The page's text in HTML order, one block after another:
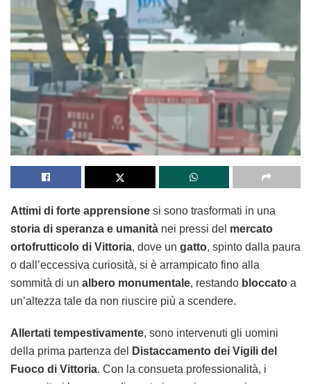
Attimi di forte apprensione si sono trasformati in una
storia di speranza e umanità nei pressi del mercato
ortofrutticolo di Vittoria, dove un gatto, spinto dalla paura
o dall’eccessiva curiosità, si è arrampicato fino alla
sommità di un albero monumentale, restando bloccato a
un’altezza tale da non riuscire più a scendere.
Allertati tempestivamente, sono intervenuti gli uomini
della prima partenza del
Distaccamento dei Vigili del
Fuoco di Vittoria. Con la consueta professionalità, i